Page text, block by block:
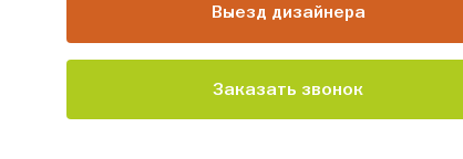
Выезд дизайнера
Заказать звонок